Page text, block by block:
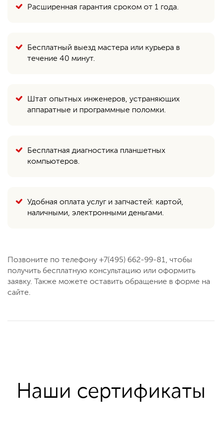
Расширенная гарантия сроком от 1 года.
Бесплатный выезд мастера или курьера в
течение 40 минут.
Штат опытных инженеров, устраняющих
аппаратные и программные поломки.
Бесплатная диагностика планшетных
компьютеров.
Удобная оплата услуг и запчастей: картой,
наличными, электронными деньгами.
Позвоните по телефону +7(495) 662-99-81, чтобы
получить бесплатную консультацию или оформить
заявку. Также можете оставить обращение в форме на
сайте.
Наши сертификаты